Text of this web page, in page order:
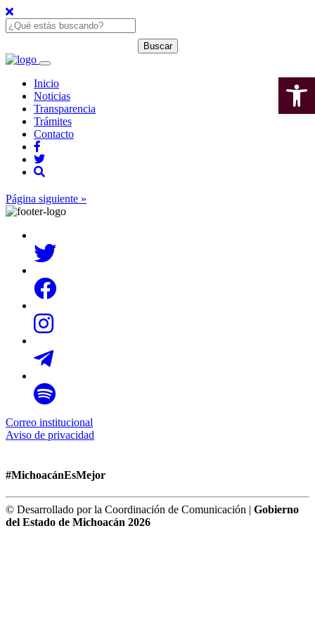
Inicio
Noticias
Transparencia
Trámites
Contacto
Página siguiente »
Correo institucional
Aviso de privacidad
#MichoacánEsMejor
© Desarrollado por la Coordinación de Comunicación | Gobierno
del Estado de Michoacán 2026